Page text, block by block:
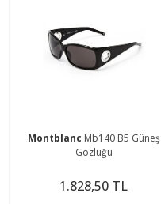
Montblanc Mb140 B5 Güneş
Gözlüğü
1.828,50 TL